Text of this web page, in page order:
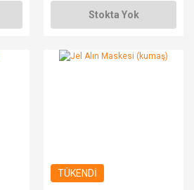
Stokta Yok
TÜKENDİ